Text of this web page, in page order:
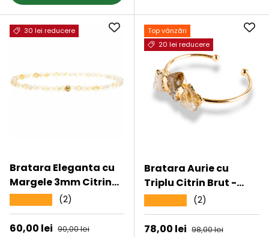
30 lei reducere
Bratara Eleganta cu
Margele 3mm Citrin
Fateta cu Bila
Stralucitoare Pentru
Incredere in sine,
(2)
Preț de vânzare
60,00 lei Preț obișnuit
90,00 lei
Top vânzări
20 lei reducere
Bratara Aurie cu
Triplu Citrin Brut -
Energie Pozitiva &
Prosperitate
(2)
Preț de vânzare
78,00 lei Preț obișnuit
98,00 lei